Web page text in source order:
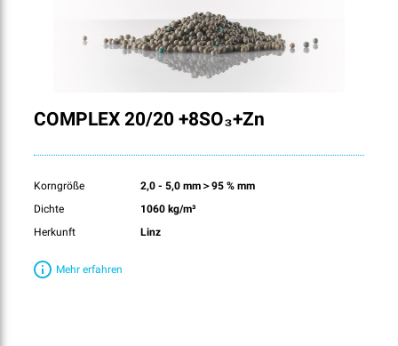
COMPLEX 20/20 +8SO₃+Zn
Korngröße
2,0 - 5,0 mm＞95 % mm
Dichte
1060 kg/m³
Herkunft
Linz
Mehr erfahren